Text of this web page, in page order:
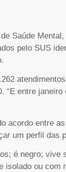
Saúde
pelo SUS
“E entre
acordo entre
um perfil das
é negro;
isolado ou